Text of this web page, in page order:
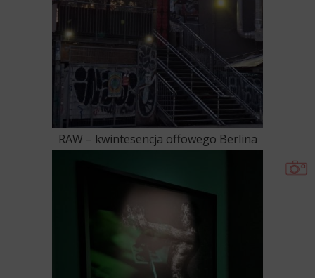
RAW – kwintesencja offowego Berlina